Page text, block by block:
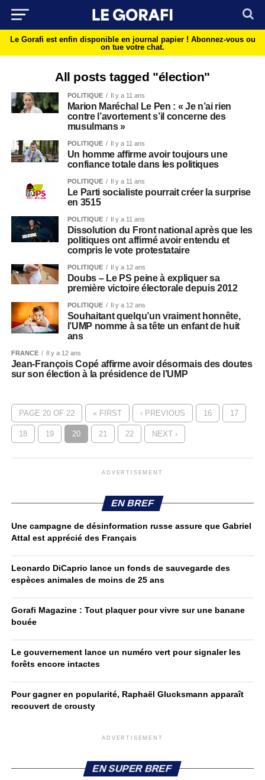
Le Gorafi est enfin disponible en journal papier ! Abonnez-vous ou
on tue votre chat.
All posts tagged "élection"
POLITIQUE Il y a 11 ans
Marion Maréchal Le Pen : « Je n’ai rien
contre l’avortement s’il concerne des
musulmans »
POLITIQUE Il y a 11 ans
Un homme affirme avoir toujours une
confiance totale dans les politiques
POLITIQUE Il y a 11 ans
Le Parti socialiste pourrait créer la surprise
en 3515
POLITIQUE Il y a 11 ans
Dissolution du Front national après que les
politiques ont affirmé avoir entendu et
compris le vote protestataire
POLITIQUE Il y a 12 ans
Doubs – Le PS peine à expliquer sa
première victoire électorale depuis 2012
POLITIQUE Il y a 12 ans
Souhaitant quelqu’un vraiment honnête,
l’UMP nomme à sa tête un enfant de huit
ans
FRANCE Il y a 12 ans
Jean-François Copé affirme avoir désormais des doutes
sur son élection à la présidence de l’UMP
PAGE 20 OF 22 « FIRST ‹ PREVIOUS 16 17
18 19 20 21 22 NEXT ›
ADVERTISEMENT
EN BREF
Une campagne de désinformation russe assure que Gabriel
Attal est apprécié des Français
Leonardo DiCaprio lance un fonds de sauvegarde des
espèces animales de moins de 25 ans
Gorafi Magazine : Tout plaquer pour vivre sur une banane
bouée
Le gouvernement lance un numéro vert pour signaler les
forêts encore intactes
Pour gagner en popularité, Raphaël Glucksmann apparaît
recouvert de crousty
ADVERTISEMENT
EN SUPER BREF